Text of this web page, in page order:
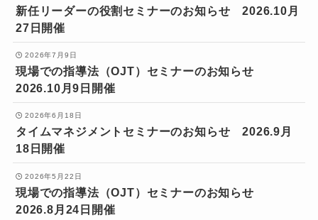
新任リーダーの役割セミナーのお知らせ 2026.10月
27日開催
2026年7月9日
現場での指導法（OJT）セミナーのお知らせ
2026.10月9日開催
2026年6月18日
タイムマネジメントセミナーのお知らせ 2026.9月
18日開催
2026年5月22日
現場での指導法（OJT）セミナーのお知らせ
2026.8月24日開催